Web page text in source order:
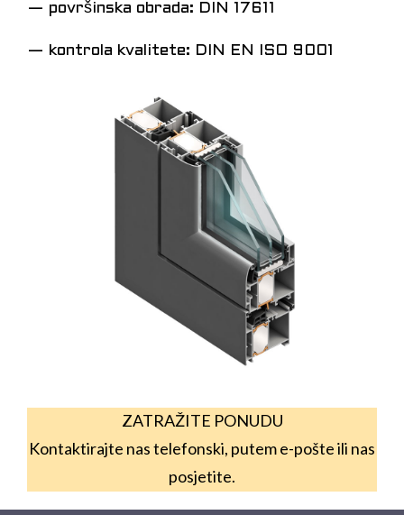
— površinska obrada: DIN 17611
— kontrola kvalitete: DIN EN ISO 9001
ZATRAŽITE PONUDU
Kontaktirajte nas telefonski, putem e-pošte ili nas
posjetite.